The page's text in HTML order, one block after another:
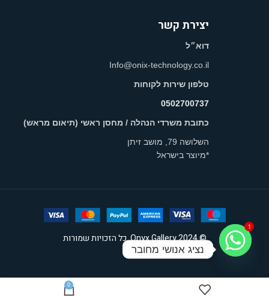
יצירת קשר
דוא״ל
Info@onix-technology.co.il
טלפון שירות לקוחות
0502700737
כתובת משרדי הנהלה / מחסן ראשי (תיאום מראש)
השלושה 79, מושב זיתן
*מיוצר בישראל
© 2024 Onyx Gallery. כל הזכויות שמורות
0
1
נציג אנושי מחובר